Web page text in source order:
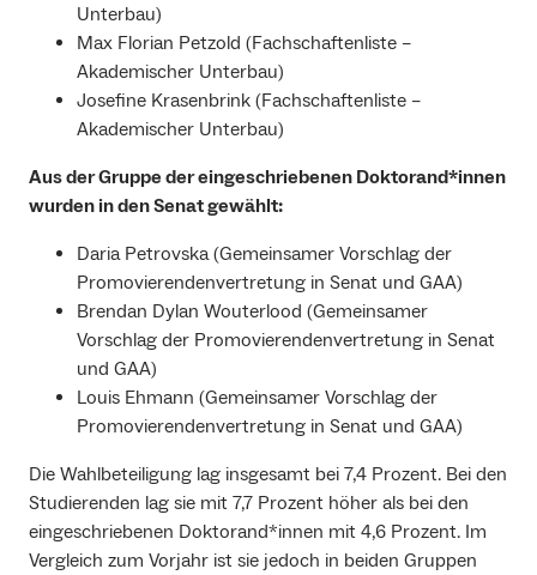
Unterbau)
Max Florian Petzold (Fachschaftenliste –
Akademischer Unterbau)
Josefine Krasenbrink (Fachschaftenliste –
Akademischer Unterbau)
Aus der Gruppe der eingeschriebenen Doktorand*innen
wurden in den Senat gewählt:
Daria Petrovska (Gemeinsamer Vorschlag der
Promovierendenvertretung in Senat und GAA)
Brendan Dylan Wouterlood (Gemeinsamer
Vorschlag der Promovierendenvertretung in Senat
und GAA)
Louis Ehmann (Gemeinsamer Vorschlag der
Promovierendenvertretung in Senat und GAA)
Die Wahlbeteiligung lag insgesamt bei 7,4 Prozent. Bei den
Studierenden lag sie mit 7,7 Prozent höher als bei den
eingeschriebenen Doktorand*innen mit 4,6 Prozent. Im
Vergleich zum Vorjahr ist sie jedoch in beiden Gruppen